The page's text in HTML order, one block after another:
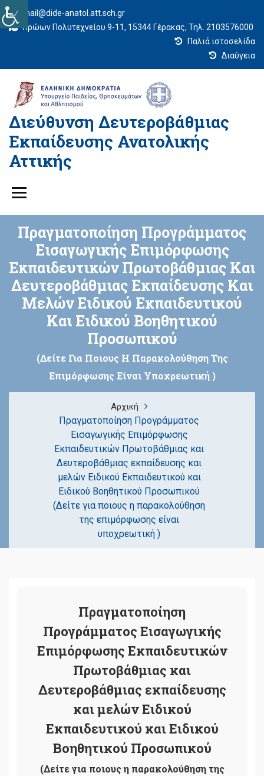
mail@dide-anatol.att.sch.gr
Ηρώων Πολυτεχνείου 9-11, 15344 Γέρακας, Τηλ. 2103576000
Παλιά ιστοσελίδα
Διαύγεια
Διεύθυνση Δευτεροβάθμιας
Εκπαίδευσης Ανατολικής
Αττικής
Πραγματοποίηση Προγράμματος
Εισαγωγικής Επιμόρφωσης
Εκπαιδευτικών Πρωτοβάθμιας Και
Δευτεροβάθμιας Εκπαίδευσης Και
Μελών Ειδικού Εκπαιδευτικού
Και Ειδικού Βοηθητικού
Προσωπικού
(Δείτε Για Ποιους Η Παρακολούθηση Της
Επιμόρφωσης Είναι Υποχρεωτική )
Αρχική
Πραγματοποίηση Προγράμματος
Εισαγωγικής Επιμόρφωσης
Εκπαιδευτικών Πρωτοβάθμιας και
Δευτεροβάθμιας εκπαίδευσης και
μελών Ειδικού Εκπαιδευτικού και
Ειδικού Βοηθητικού Προσωπικού
(Δείτε για ποιους η παρακολούθηση
της επιμόρφωσης είναι
υποχρεωτική )
Πραγματοποίηση
Προγράμματος Εισαγωγικής
Επιμόρφωσης Εκπαιδευτικών
Πρωτοβάθμιας και
Δευτεροβάθμιας εκπαίδευσης
και μελών Ειδικού
Εκπαιδευτικού και Ειδικού
Βοηθητικού Προσωπικού
(Δείτε για ποιους η παρακολούθηση της